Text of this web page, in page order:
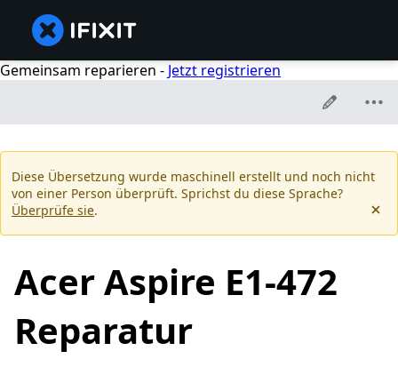
Gemeinsam reparieren - Jetzt registrieren
Diese Übersetzung wurde maschinell erstellt und noch nicht
von einer Person überprüft. Sprichst du diese Sprache?
Überprüfe sie.
Acer Aspire E1-472
Reparatur